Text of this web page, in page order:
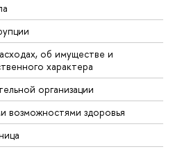
об имуществе и
характера
организации
возможностями здоровья